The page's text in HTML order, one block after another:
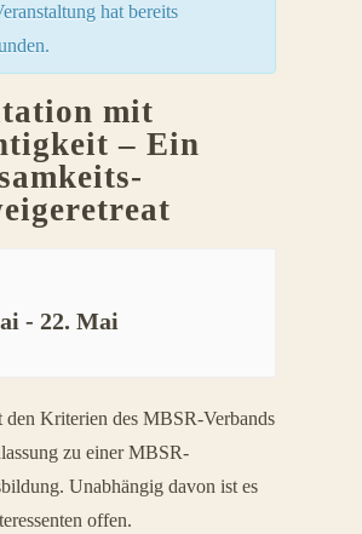
hat bereits
mit
– Ein
- 22. Mai
den Kriterien des MBSR-Verbands
zu einer MBSR-
Unabhängig davon ist es
offen.